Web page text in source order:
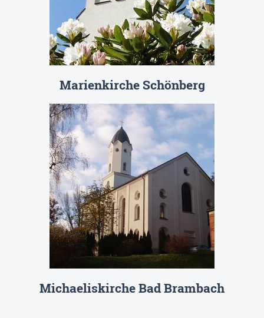
Marienkirche Schönberg
Michaeliskirche Bad Brambach